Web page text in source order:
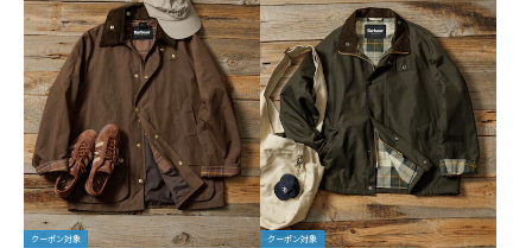
クーポン対象 クーポン対象